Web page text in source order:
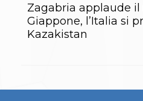
Zagabria applaude
Giappone, l’Italia si
Kazakistan